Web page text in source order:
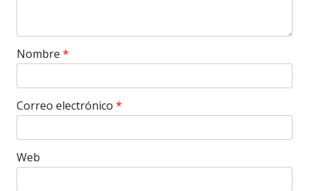
Nombre *
Correo electrónico *
Web